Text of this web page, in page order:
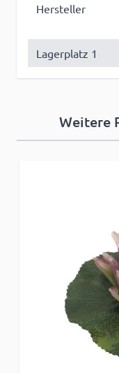
Hersteller
Lagerplatz 1
Weitere